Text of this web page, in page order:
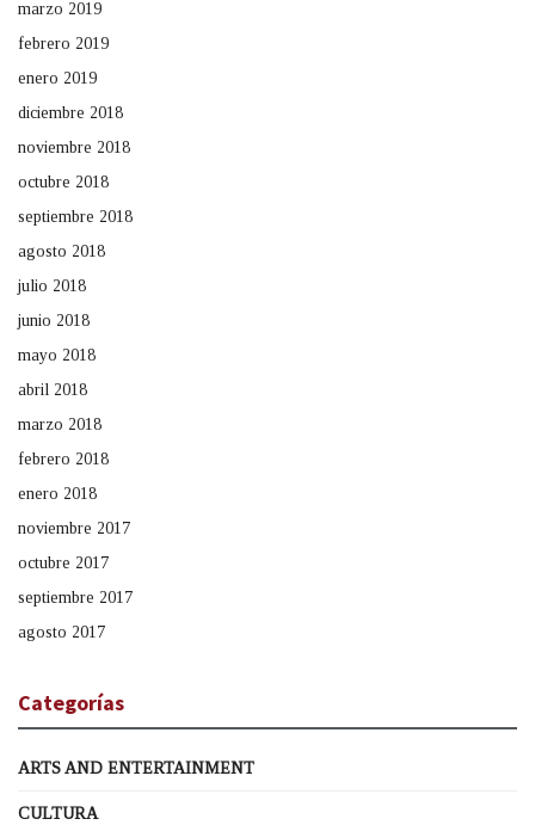
marzo 2019
febrero 2019
enero 2019
diciembre 2018
noviembre 2018
octubre 2018
septiembre 2018
agosto 2018
julio 2018
junio 2018
mayo 2018
abril 2018
marzo 2018
febrero 2018
enero 2018
noviembre 2017
octubre 2017
septiembre 2017
agosto 2017
Categorías
ARTS AND ENTERTAINMENT
CULTURA